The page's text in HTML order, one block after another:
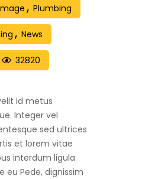
Plumbing
News
32820
id metus
Integer vel
sed ultrices
et lorem vitae
interdum ligula
eu Pede, dignissim